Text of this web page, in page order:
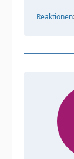
Reaktionen